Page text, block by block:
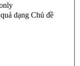
dạng Chủ đề